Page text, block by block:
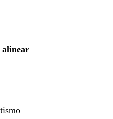
alinear